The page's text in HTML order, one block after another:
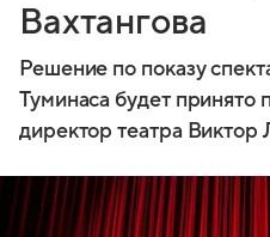
Вахтангова
Решение по показу
Туминаса будет
директор театра Виктор